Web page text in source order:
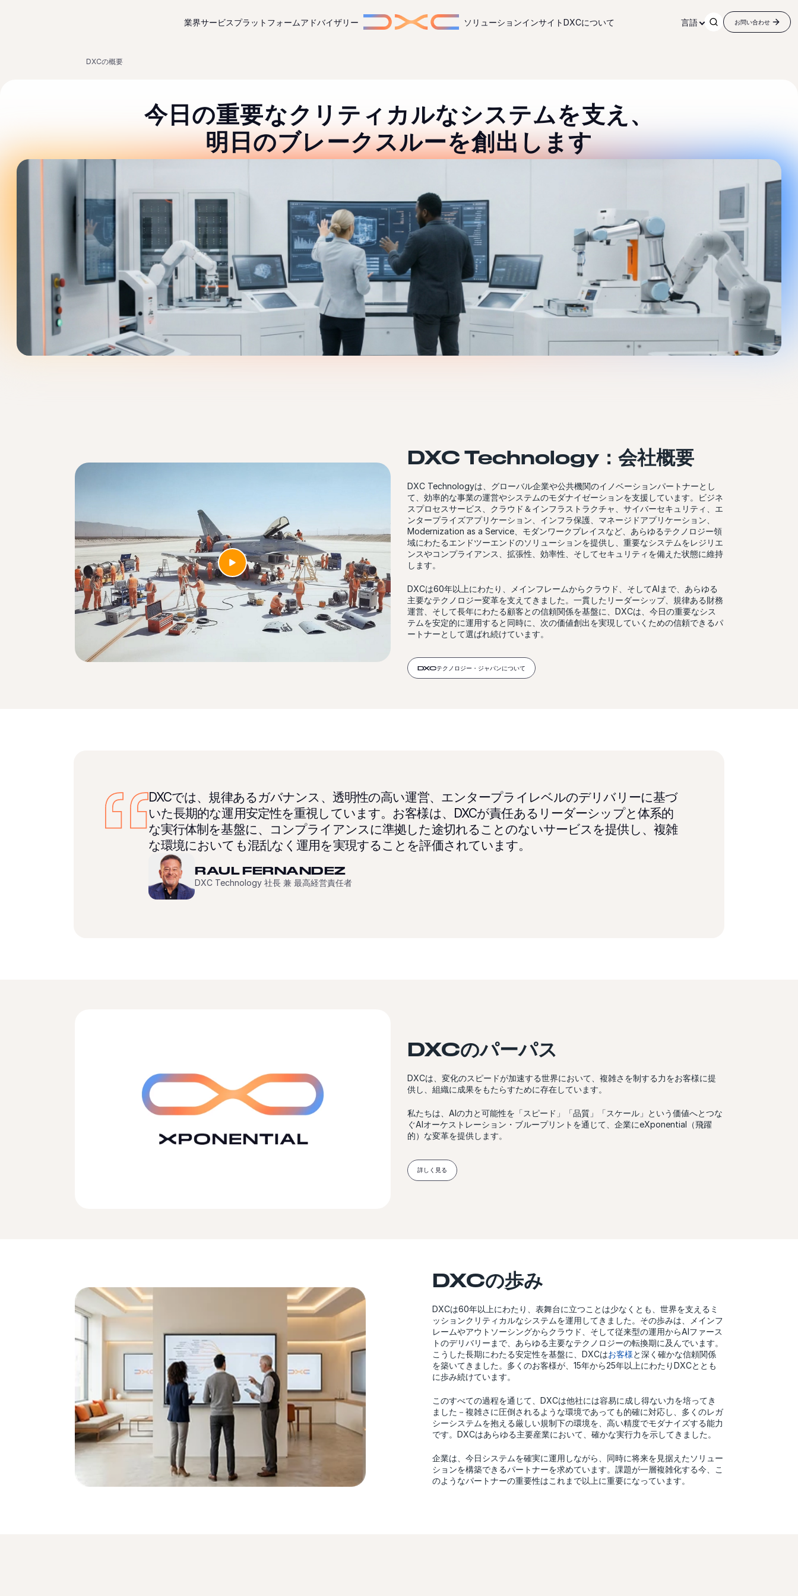
業界サービスプラットフォームアドバイザリー ソリューションインサイトDXCについて 言語 お問い合わせ
DXCの概要
今日の重要なクリティカルなシステムを支え、
明日のブレークスルーを創出します
DXC Technology：会社概要
DXC Technologyは、グローバル企業や公共機関のイノベーションパートナーとし
て、効率的な事業の運営やシステムのモダナイゼーションを支援しています。ビジネ
スプロセスサービス、クラウド＆インフラストラクチャ、サイバーセキュリティ、エ
ンタープライズアプリケーション、インフラ保護、マネージドアプリケーション、
Modernization as a Service、モダンワークプレイスなど、あらゆるテクノロジー領
域にわたるエンドツーエンドのソリューションを提供し、重要なシステムをレジリエ
ンスやコンプライアンス、拡張性、効率性、そしてセキュリティを備えた状態に維持
します。
DXCは60年以上にわたり、メインフレームからクラウド、そしてAIまで、あらゆる
主要なテクノロジー変革を支えてきました。一貫したリーダーシップ、規律ある財務
運営、そして長年にわたる顧客との信頼関係を基盤に、DXCは、今日の重要なシス
テムを安定的に運用すると同時に、次の価値創出を実現していくための信頼できるパ
ートナーとして選ばれ続けています。
DXCテクノロジー・ジャパンについて
DXCでは、規律あるガバナンス、透明性の高い運営、エンタープライレベルのデリバリーに基づ
いた長期的な運用安定性を重視しています。お客様は、DXCが責任あるリーダーシップと体系的
な実行体制を基盤に、コンプライアンスに準拠した途切れることのないサービスを提供し、複雑
な環境においても混乱なく運用を実現することを評価されています。
RAUL FERNANDEZ
DXC Technology 社長 兼 最高経営責任者
DXCのパーパス
DXCは、変化のスピードが加速する世界において、複雑さを制する力をお客様に提
供し、組織に成果をもたらすために存在しています。
私たちは、AIの力と可能性を「スピード」「品質」「スケール」という価値へとつな
ぐAIオーケストレーション・ブループリントを通じて、企業にeXponential（飛躍
的）な変革を提供します。
詳しく見る
DXCの歩み
DXCは60年以上にわたり、表舞台に立つことは少なくとも、世界を支えるミ
ッションクリティカルなシステムを運用してきました。その歩みは、メインフ
レームやアウトソーシングからクラウド、そして従来型の運用からAIファース
トのデリバリーまで、あらゆる主要なテクノロジーの転換期に及んでいます。
こうした長期にわたる安定性を基盤に、DXCはお客様と深く確かな信頼関係
を築いてきました。多くのお客様が、15年から25年以上にわたりDXCととも
に歩み続けています。
このすべての過程を通じて、DXCは他社には容易に成し得ない力を培ってき
ました－複雑さに圧倒されるような環境であっても的確に対応し、多くのレガ
シーシステムを抱える厳しい規制下の環境を、高い精度でモダナイズする能力
です。DXCはあらゆる主要産業において、確かな実行力を示してきました。
企業は、今日システムを確実に運用しながら、同時に将来を見据えたソリュー
ションを構築できるパートナーを求めています。課題が一層複雑化する今、こ
のようなパートナーの重要性はこれまで以上に重要になっています。